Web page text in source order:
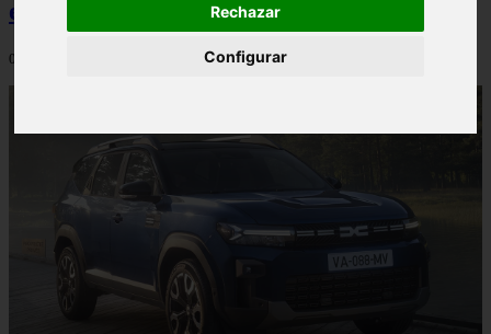
Rechazar
Configurar
en España, según Carfax
04/08/2026